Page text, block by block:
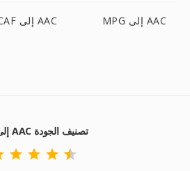
CAF إلى AAC MPG إلى AAC
XA إلى AAC تصنيف الجودة